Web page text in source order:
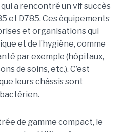
a rencontré un vif succès
et D785. Ces équipements
et organisations qui
et de l’hygiène, comme
par exemple (hôpitaux,
de soins, etc.). C’est
leurs châssis sont
de gamme compact, le